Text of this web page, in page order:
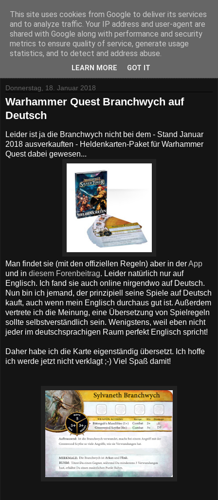
Donnerstag, 18. Januar 2018
Warhammer Quest Branchwych auf
Deutsch
Leider ist ja die Branchwych nicht bei dem - Stand Januar
2018 ausverkauften - Heldenkarten-Paket für Warhammer
Quest dabei gewesen...
Man findet sie (mit den offiziellen Regeln) aber in derApp
und in diesem Forenbeitrag. Leider natürlich nur auf
Englisch. Ich fand sie auch online nirgendwo auf Deutsch.
Nun bin ich jemand, der prinzipiell seine Spiele auf Deutsch
kauft, auch wenn mein Englisch durchaus gut ist. Außerdem
vertrete ich die Meinung, eine Übersetzung von Spielregeln
sollte selbstverständlich sein. Wenigstens, weil eben nicht
jeder im deutschsprachigen Raum perfekt Englisch spricht!
Daher habe ich die Karte eigenständig übersetzt. Ich hoffe
ich werde jetzt nicht verklagt ;-) Viel Spaß damit!
This site uses cookies from Google to deliver its services
and to analyze traffic. Your IP address and user-agent are
shared with Google along with performance and security
metrics to ensure quality of service, generate usage
statistics, and to detect and address abuse.
LEARN MORE GOT IT